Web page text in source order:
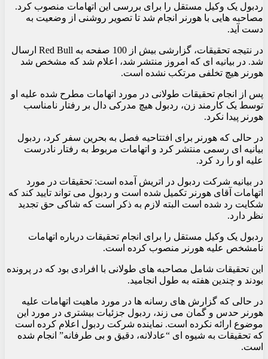
ردبول یک وکیل مستقل را برای بررسی این اتهامات منصوب کرد.
مصاحبه هایی با هورنر انجام شد تا تصویر روشنی از وضعیت به
دست آید.
در نتیجه تحقیقات، گزارشی بیش از 100 صفحه به Red Bull ارسال
شد. در بیانیه ای که امروز منتشر شد، اعلام شد که مشخص شد
هورنر هیچ تخلفی مرتکب نشده است.
پس از انجام تحقیقات طولانی در مورد اتهامات مطرح شده علیه او
توسط یک کارمند زن، ردبول هیچ مدرکی دال بر رفتار نامناسب
هورنر پیدا نکرد.
در حالی که هورنر برای افتتاحیه فصل به بحرین سفر کرد، ردبول
بیانیه ای رسمی منتشر کرد و اتهامات مربوط به رفتار نادرست
علیه او را رد کرد.
در بیانیه شرکت ردبول در اتریش آمده است: تحقیقات در مورد
اتهامات آقای هورنر تکمیل شده است و ردبول می تواند تایید کند که
شکایت رد شده است البته لازم به ذکر است که شاکی حق تجدید
نظر دارد.
ردبول یک وکیل مستقل را برای انجام تحقیقات درباره اتهامات
نامشخص علیه هورنر منصوب کرده است.
این تحقیقات شامل مصاحبه های طولانی با افرادی بود که در پرونده
بودند و چندین هفته به طول انجامید.
در حالی که گزارش های رسانه ها در مورد ماهیت اتهامات علیه
هورنر حدس و گمان می زند، ردبول جزئیات بیشتری در مورد این
موضوع ارائه نکرده است. نماینده شرکت ردبول اعلام کرده است
که تحقیقات به شیوه ای “عادلانه، دقیق و بی طرفانه” انجام شده
است.